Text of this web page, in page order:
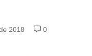
2018
0